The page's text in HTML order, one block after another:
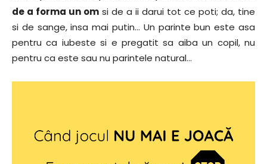
de a forma un om si de a ii darui tot ce poti; da, tine
si de sange, insa mai putin… Un parinte bun este asa
pentru ca iubeste si e pregatit sa aiba un copil, nu
pentru ca este sau nu parintele natural…